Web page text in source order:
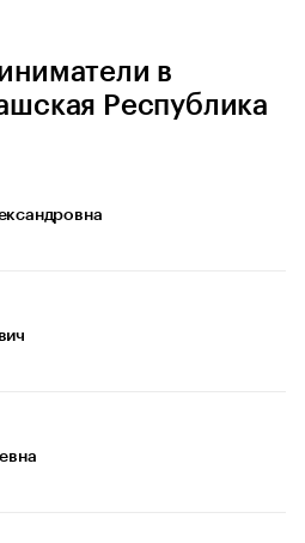
в
Республика